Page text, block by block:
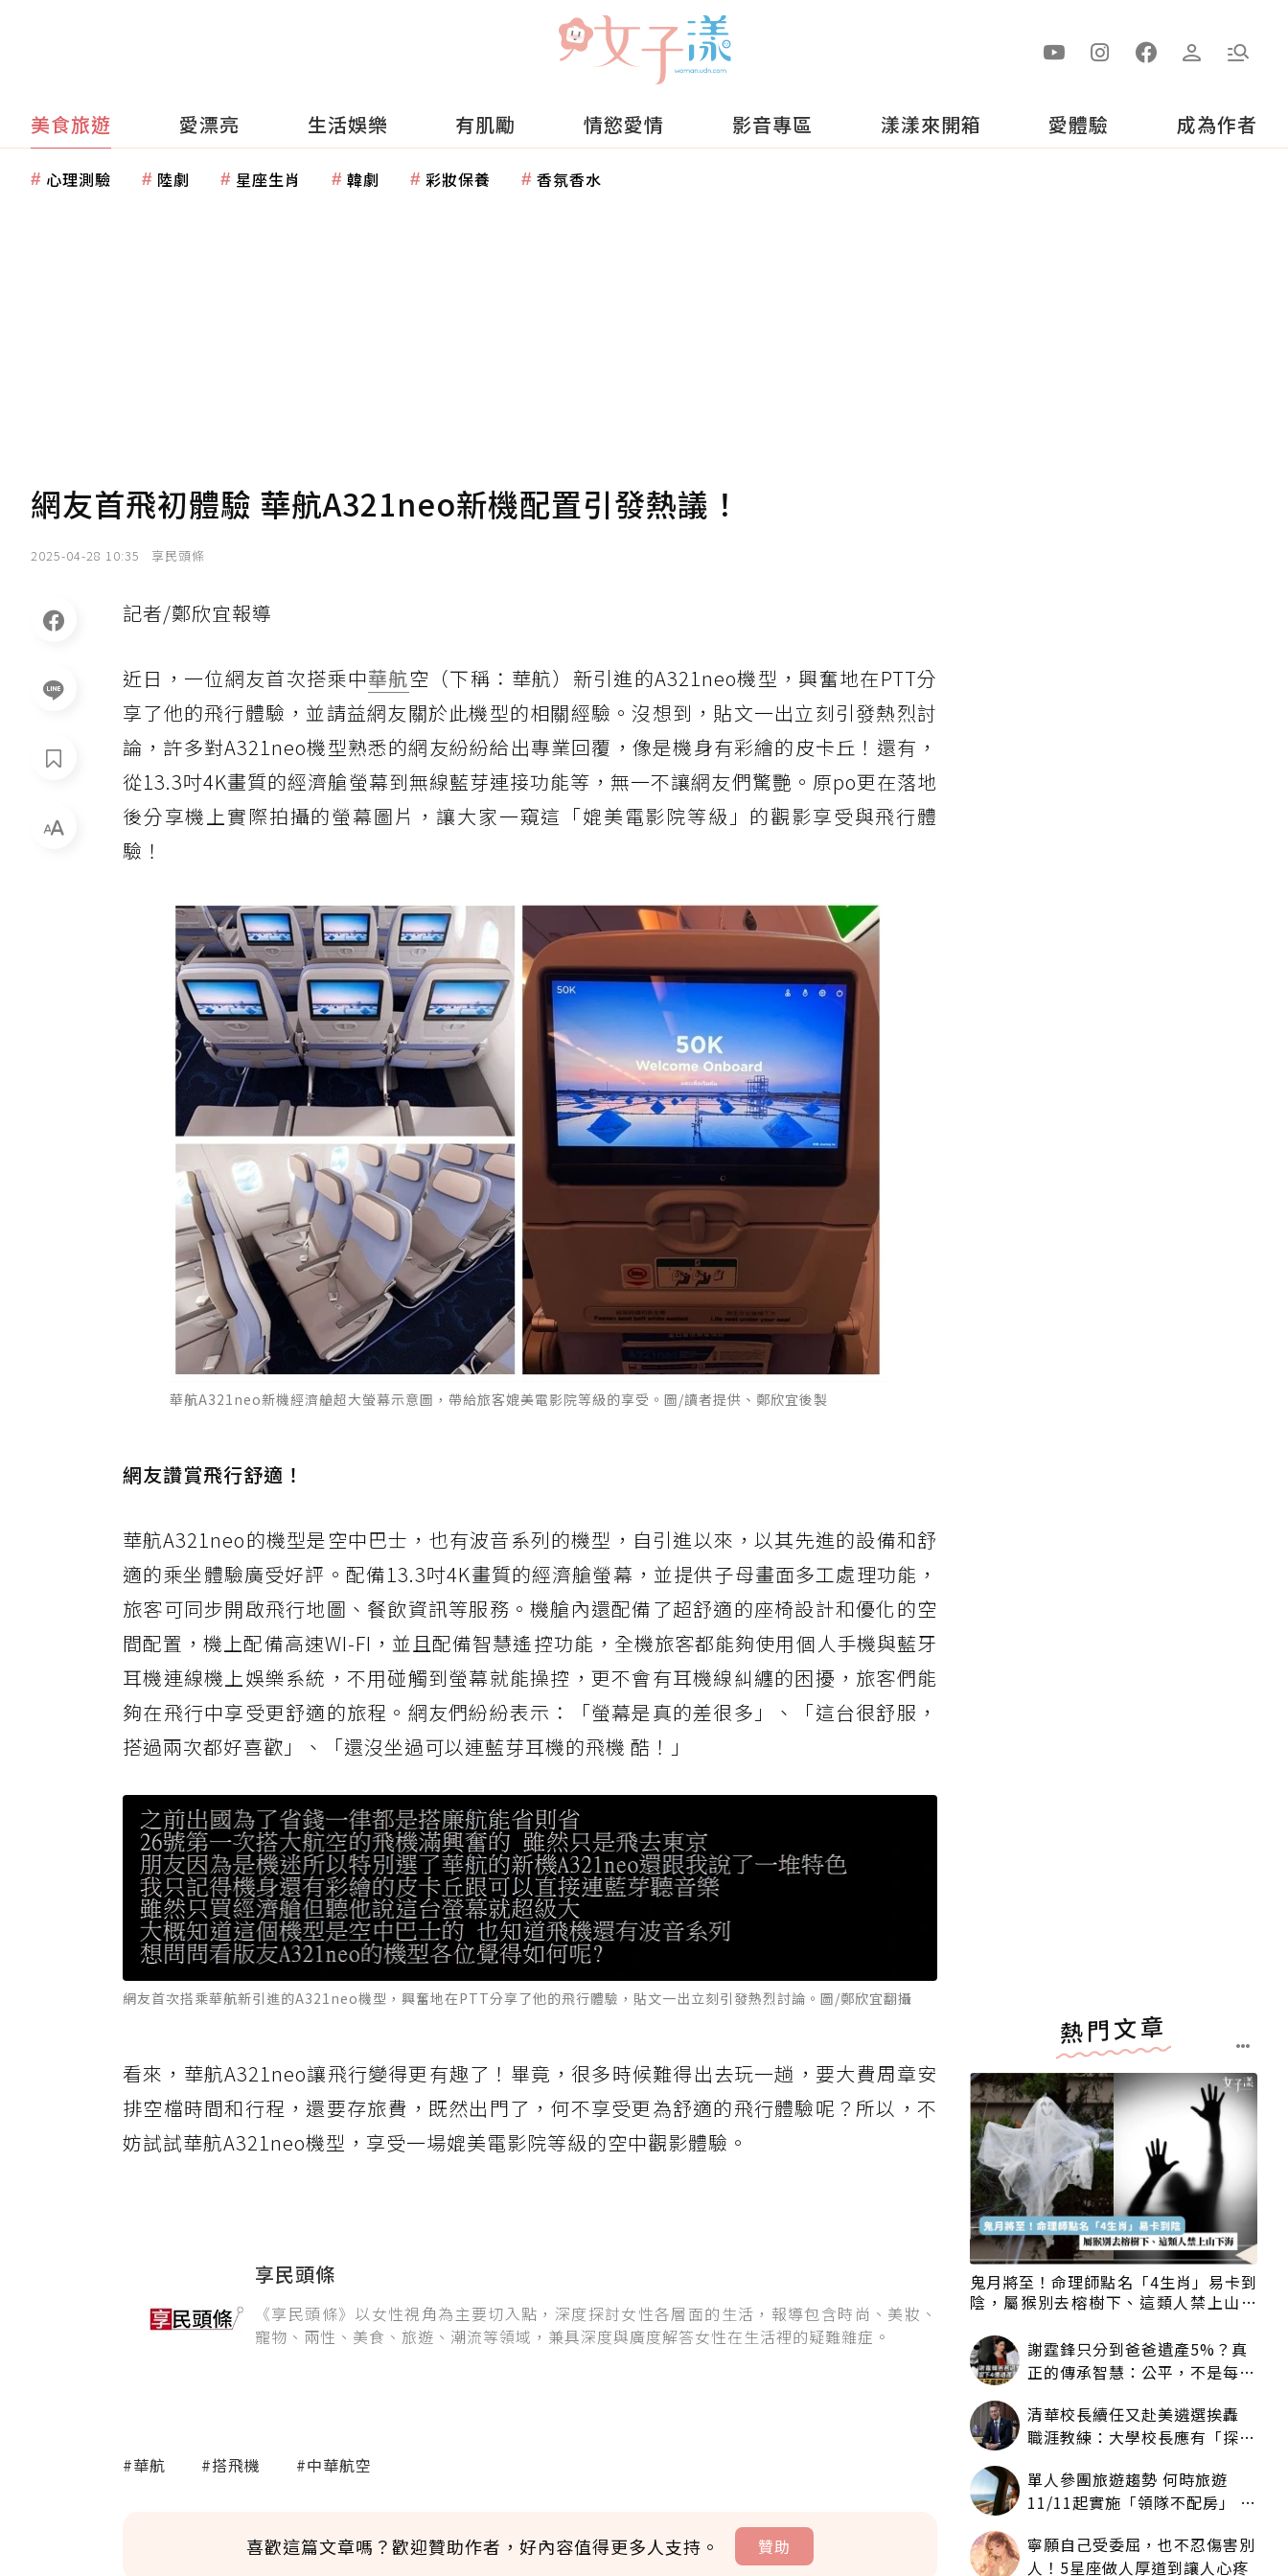
美食旅遊 愛漂亮 生活娛樂 有肌勵 情慾愛情 影音專區 漾漾來開箱 愛體驗 成為作者
心理測驗 陸劇 星座生肖 韓劇 彩妝保養 香氛香水
網友首飛初體驗 華航A321neo新機配置引發熱議！
2025-04-28 10:35 享民頭條
記者/鄭欣宜報導
近日，一位網友首次搭乘中華航空（下稱：華航）新引進的A321neo機型，興奮地在PTT分
享了他的飛行體驗，並請益網友關於此機型的相關經驗。沒想到，貼文一出立刻引發熱烈討
論，許多對A321neo機型熟悉的網友紛紛給出專業回覆，像是機身有彩繪的皮卡丘！還有，
從13.3吋4K畫質的經濟艙螢幕到無線藍芽連接功能等，無一不讓網友們驚艷。原po更在落地
後分享機上實際拍攝的螢幕圖片，讓大家一窺這「媲美電影院等級」的觀影享受與飛行體
驗！
華航A321neo新機經濟艙超大螢幕示意圖，帶給旅客媲美電影院等級的享受。圖/讀者提供、鄭欣宜後製
網友讚賞飛行舒適！
華航A321neo的機型是空中巴士，也有波音系列的機型，自引進以來，以其先進的設備和舒
適的乘坐體驗廣受好評。配備13.3吋4K畫質的經濟艙螢幕，並提供子母畫面多工處理功能，
旅客可同步開啟飛行地圖、餐飲資訊等服務。機艙內還配備了超舒適的座椅設計和優化的空
間配置，機上配備高速WI-FI，並且配備智慧遙控功能，全機旅客都能夠使用個人手機與藍牙
耳機連線機上娛樂系統，不用碰觸到螢幕就能操控，更不會有耳機線糾纏的困擾，旅客們能
夠在飛行中享受更舒適的旅程。網友們紛紛表示：「螢幕是真的差很多」、「這台很舒服，
搭過兩次都好喜歡」、「還沒坐過可以連藍芽耳機的飛機 酷！」
網友首次搭乘華航新引進的A321neo機型，興奮地在PTT分享了他的飛行體驗，貼文一出立刻引發熱烈討論。圖/鄭欣宜翻攝
看來，華航A321neo讓飛行變得更有趣了！畢竟，很多時候難得出去玩一趟，要大費周章安
排空檔時間和行程，還要存旅費，既然出門了，何不享受更為舒適的飛行體驗呢？所以，不
妨試試華航A321neo機型，享受一場媲美電影院等級的空中觀影體驗。
享民頭條
《享民頭條》以女性視角為主要切入點，深度探討女性各層面的生活，報導包含時尚、美妝、
寵物、兩性、美食、旅遊、潮流等領域，兼具深度與廣度解答女性在生活裡的疑難雜症。
#華航 #搭飛機 #中華航空
喜歡這篇文章嗎？歡迎贊助作者，好內容值得更多人支持。 贊助
熱門文章
鬼月將至！命理師點名「4生肖」易卡到
陰，屬猴別去榕樹下、這類人禁上山下
謝霆鋒只分到爸爸遺產5%？真
正的傳承智慧：公平，不是每個
清華校長續任又赴美遴選挨轟
職涯教練：大學校長應有「探
單人參團旅遊趨勢 何時旅遊
11/11起實施「領隊不配房」 落
寧願自己受委屈，也不忍傷害別
人！5星座做人厚道到讓人心疼